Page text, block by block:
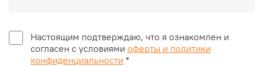
Настоящим подтверждаю, что я ознакомлен и
согласен с условиями оферты и политики
конфиденциальности *